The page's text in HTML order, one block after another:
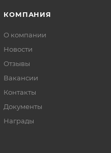
КОМПАНИЯ
О компании
Новости
Отзывы
Вакансии
Контакты
Документы
Награды